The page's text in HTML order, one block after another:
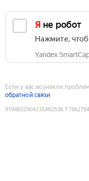
Я не робот
Нажмите,
Yandex
Если у вас возникли
обратной связи
9194652904135482536: